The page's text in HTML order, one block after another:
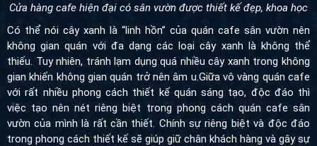
Cửa hàng cafe hiện đại có sân vườn được thiết kế đẹp, khoa học
Có thể nói cây xanh là “linh hồn” của quán cafe sân vườn nên
không gian quán với đa dạng các loại cây xanh là không thể
thiếu. Tuy nhiên, tránh lạm dụng quá nhiều cây xanh trong không
gian khiến không gian quán trở nên âm u.Giữa vô vàng quán cafe
với rất nhiều phong cách thiết kế quán sáng tạo, độc đáo thì
việc tạo nên nét riêng biệt trong phong cách quán cafe sân
vườn của mình là rất cần thiết. Chính sự riêng biệt và độc đáo
trong phong cách thiết kế sẽ giúp giữ chân khách hàng và gây sự